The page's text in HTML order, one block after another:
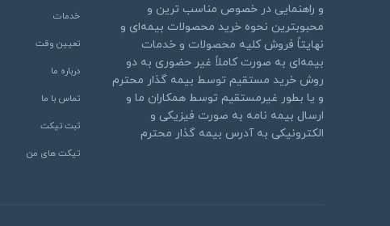
و راهنمایی در خصوص مناسب ترین و
محبوبترین نحوه خرید محصولات بیمه‌ای و
نهایتاً فروش کلیه محصولات و خدمات
بیمه‌ای به صورت کاملاً غیر حضوری به دو
روش خرید مستقیم توسط بیمه گذار محترم
و یا بطور غیرمستقیم توسط همکاران ما و
ارسال بیمه نامه به صورت فیزیکی و
الکترونیکی به آدرس بیمه گذار محترم
خدمات
تعیین وقت
درباره ما
تماس با ما
ثبت تیکت
تیکت های من